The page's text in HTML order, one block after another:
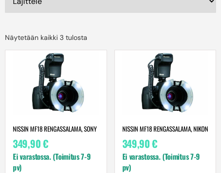
Näytetään kaikki 3 tulosta
NISSIN MF18 RENGASSALAMA, SONY
349,90€
Ei varastossa. (Toimitus 7-9
pv)
NISSIN MF18 RENGASSALAMA, NIKON
349,90€
Ei varastossa. (Toimitus 7-9
pv)